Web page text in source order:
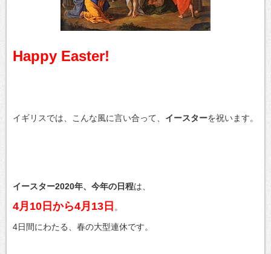
Happy Easter!
イギリスでは、こんな風に言い合って、 イースターを祝います。
イースター2020年、今年の日程は、
4月10日から4月13日 。
4日間にわたる、春の大型連休です。